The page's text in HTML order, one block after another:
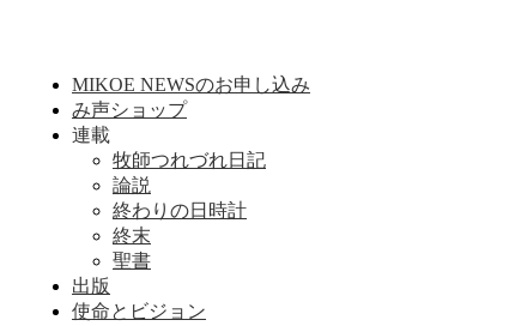
MIKOE NEWSのお申し込み
み声ショップ
連載
牧師つれづれ日記
論説
終わりの日時計
終末
聖書
出版
使命とビジョン